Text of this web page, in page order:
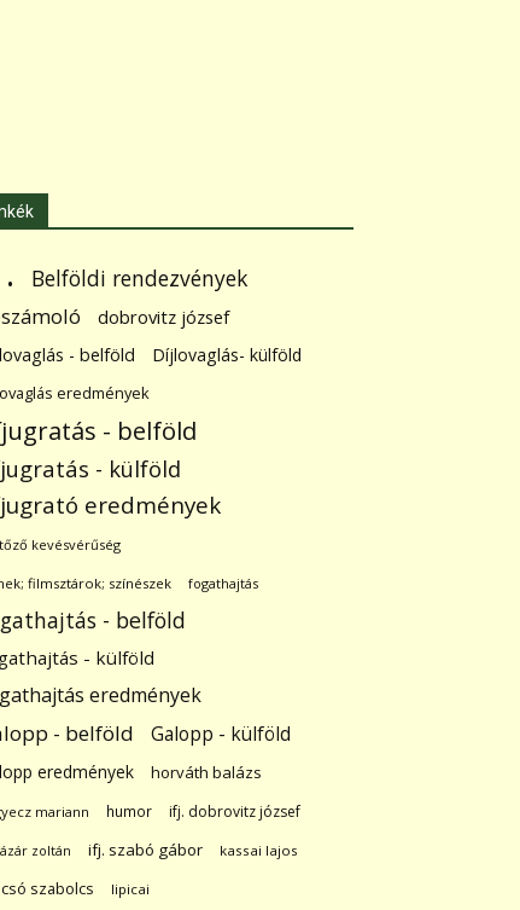
. Belföldi rendezvények
dobrovitz józsef
- belföld Díjlovaglás- külföld
eredmények
- belföld
- külföld
eredmények
kevésvérűség
filmsztárok; színészek fogathajtás
- belföld
- külföld
eredmények
- belföld Galopp - külföld
eredmények horváth balázs
mariann humor ifj. dobrovitz józsef
zoltán ifj. szabó gábor kassai lajos
szabolcs lipicai